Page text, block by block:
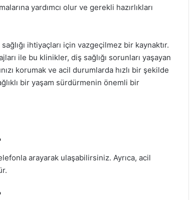
yardımcı olur ve gerekli hazırlıkları
ihtiyaçları için vazgeçilmez bir kaynaktır.
ile bu klinikler, diş sağlığı sorunları yaşayan
korumak ve acil durumlarda hızlı bir şekilde
bir yaşam sürdürmenin önemli bir
arayarak ulaşabilirsiniz. Ayrıca, acil